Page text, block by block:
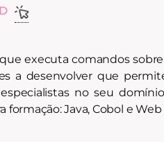
executa comandos
a desenvolver que
no seu
Java, Cobol e